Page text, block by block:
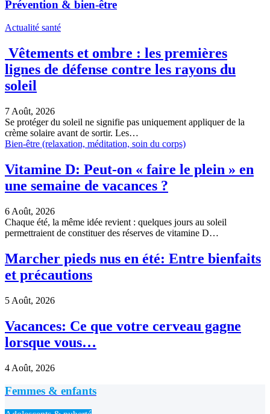
Prévention & bien-être
Actualité santé
Vêtements et ombre : les premières
lignes de défense contre les rayons du
soleil
7 Août, 2026
Se protéger du soleil ne signifie pas uniquement appliquer de la
crème solaire avant de sortir. Les…
Bien-être (relaxation, méditation, soin du corps)
Vitamine D: Peut-on « faire le plein » en
une semaine de vacances ?
6 Août, 2026
Chaque été, la même idée revient : quelques jours au soleil
permettraient de constituer des réserves de vitamine D…
Marcher pieds nus en été: Entre bienfaits
et précautions
5 Août, 2026
Vacances: Ce que votre cerveau gagne
lorsque vous…
4 Août, 2026
Femmes & enfants